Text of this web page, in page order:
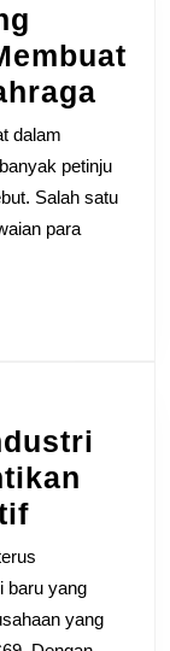
dalam
petinju
Salah satu
para
HBC69:
Industri
baru yang
yang